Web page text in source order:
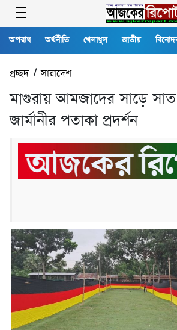
অপরাধ অর্থনীতি খেলাধুল জাতীয়
প্রচ্ছদ/সারাদেশ
মাগুরায় আমজাদের সাড়ে
জার্মানীর পতাকা প্রদর্শন